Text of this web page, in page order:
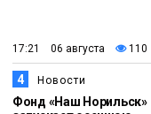
12:25
17:21 06 августа 110
4 Новости
Фонд «Наш Норильск»